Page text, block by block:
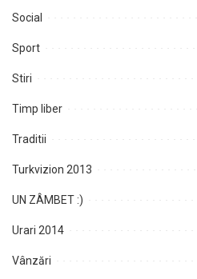
Social
Sport
Stiri
Timp liber
Traditii
Turkvizion 2013
UN ZÂMBET :)
Urari 2014
Vânzări